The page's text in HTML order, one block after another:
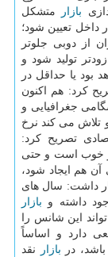
بازار
متشكل
داخل تعیین شود؛
از دوبی جلوتر
تولید شود و
بود یا حداقل در
كرد: هم اكنون
جغرافیایی و
تلاش می كند نرخ
تصریح كرد:
خوب است و حتی
آن هم ایجاد شود،
داشت: سال های
داشته و بازار
این شانس را
دارد و اساساً
در بازار
نقد